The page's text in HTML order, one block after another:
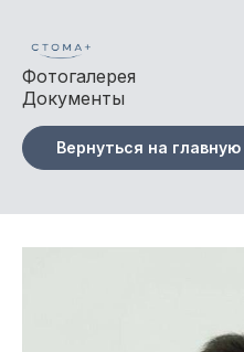
Фотогалерея
Документы
Вернуться на главную